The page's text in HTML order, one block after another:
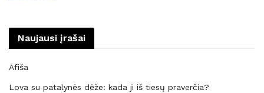
Naujausi įrašai
Afiša
Lova su patalynės dėže: kada ji iš tiesų praverčia?